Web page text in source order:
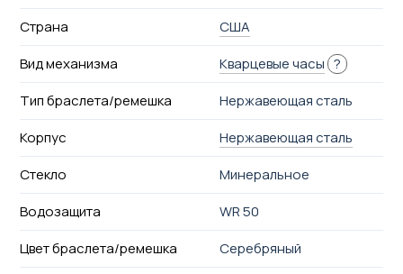
Страна
США
Вид механизма
Кварцевые часы ?
Тип браслета/ремешка
Нержавеющая сталь
Корпус
Нержавеющая сталь
Стекло
Минеральное
Водозащита
WR 50
Цвет браслета/ремешка
Серебряный